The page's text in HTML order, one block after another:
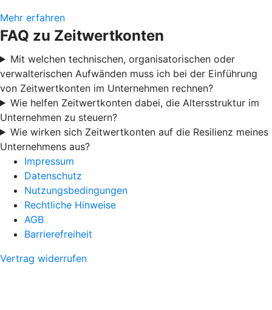
Mehr erfahren
FAQ zu Zeitwertkonten
Mit welchen technischen, organisatorischen oder
verwalterischen Aufwänden muss ich bei der Einführung
von Zeitwertkonten im Unternehmen rechnen?
Wie helfen Zeitwertkonten dabei, die Altersstruktur im
Unternehmen zu steuern?
Wie wirken sich Zeitwertkonten auf die Resilienz meines
Unternehmens aus?
Impressum
Datenschutz
Nutzungsbedingungen
Rechtliche Hinweise
AGB
Barrierefreiheit
Vertrag widerrufen